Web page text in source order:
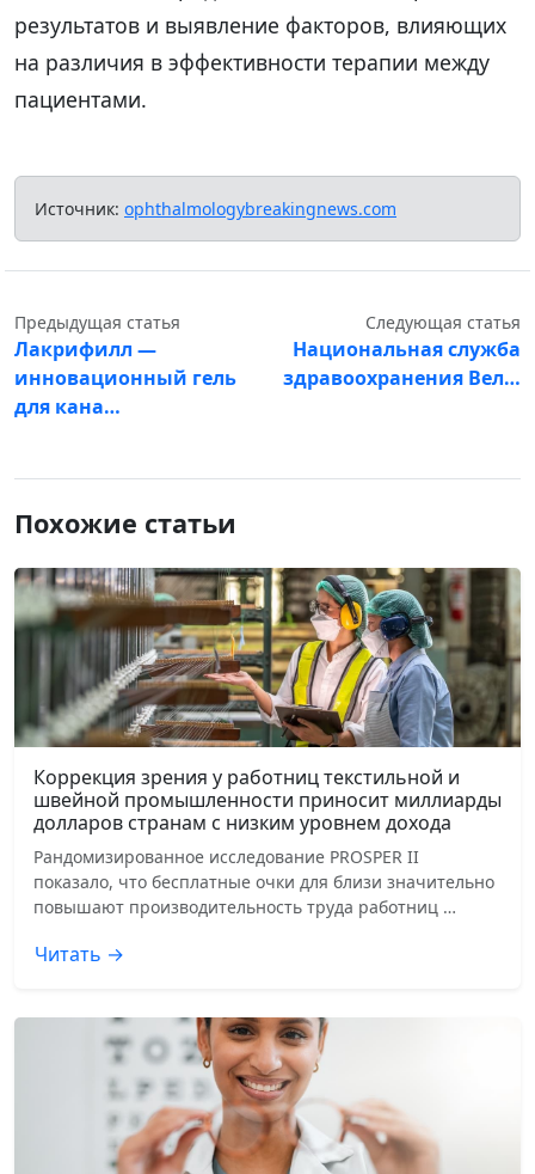
результатов и выявление факторов, влияющих
на различия в эффективности терапии между
пациентами.
Источник: ophthalmologybreakingnews.com
Предыдущая статья
Лакрифилл —
инновационный гель
для кана…
Следующая статья
Национальная служба
здравоохранения Вел…
Похожие статьи
Коррекция зрения у работниц текстильной и
швейной промышленности приносит миллиарды
долларов странам с низким уровнем дохода
Рандомизированное исследование PROSPER II
показало, что бесплатные очки для близи значительно
повышают производительность труда работниц …
Читать →